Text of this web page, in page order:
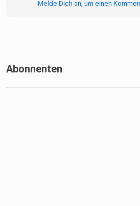
Melde Dich an, um einen
Abonnenten